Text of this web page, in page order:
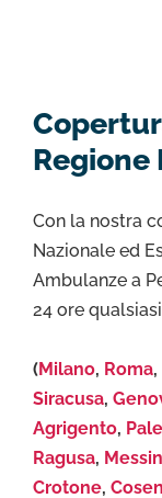
Regione
Con la nostra
Nazionale ed
Ambulanze a
24 ore
(Milano, Roma,
Siracusa,
Agrigento,
Ragusa,
Crotone,